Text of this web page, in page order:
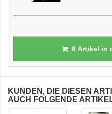
6Artikel in
KUNDEN, DIE DIESEN
AUCH FOLGENDE